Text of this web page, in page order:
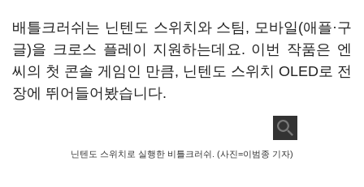
배틀크러쉬는 닌텐도 스위치와 스팀, 모바일(애플·구
글)을 크로스 플레이 지원하는데요. 이번 작품은 엔
씨의 첫 콘솔 게임인 만큼, 닌텐도 스위치 OLED로 전
장에 뛰어들어봤습니다.
닌텐도 스위치로 실행한 비틀크러쉬. (사진=이범종 기자)